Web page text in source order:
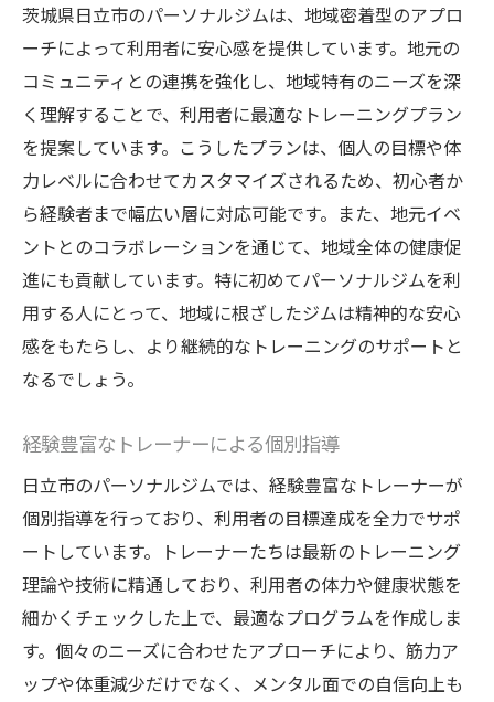
成功体験が自信を高める
トレーナーのフィードバックで自己肯定感
向上
挑戦を楽しむメンタリティを育む
自分の限界を超える達成感
茨城県日立市でのパーソナルジムのプログラム
内容とは
個別カウンセリングで最適プランを提案
食事管理を含む包括的サポート
機能改善を目指したストレッチプログラム
筋力向上を目的とした専門プログラム
パーソナルジムで理想の体型を手に入れるステ
ップ
初回カウンセリングで現状を分析
目標に応じたプランとスケジュールの作成
トレーニングの定期的な見直しと調整
食事制限ではなく持続可能な食習慣の確立
茨城県日立市のパーソナルジムは、地域密着型のアプロ
ーチによって利用者に安心感を提供しています。地元の
コミュニティとの連携を強化し、地域特有のニーズを深
く理解することで、利用者に最適なトレーニングプラン
を提案しています。こうしたプランは、個人の目標や体
力レベルに合わせてカスタマイズされるため、初心者か
ら経験者まで幅広い層に対応可能です。また、地元イベ
ントとのコラボレーションを通じて、地域全体の健康促
進にも貢献しています。特に初めてパーソナルジムを利
用する人にとって、地域に根ざしたジムは精神的な安心
感をもたらし、より継続的なトレーニングのサポートと
なるでしょう。
経験豊富なトレーナーによる個別指導
日立市のパーソナルジムでは、経験豊富なトレーナーが
個別指導を行っており、利用者の目標達成を全力でサポ
ートしています。トレーナーたちは最新のトレーニング
理論や技術に精通しており、利用者の体力や健康状態を
細かくチェックした上で、最適なプログラムを作成しま
す。個々のニーズに合わせたアプローチにより、筋力ア
ップや体重減少だけでなく、メンタル面での自信向上も